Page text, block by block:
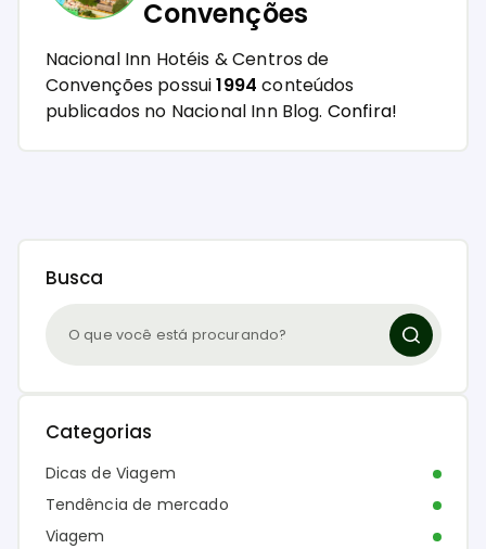
Convenções
Nacional Inn Hotéis & Centros de
Convenções possui1994 conteúdos
publicados no Nacional Inn Blog. Confira!
Busca
Categorias
Dicas de Viagem
Tendência de mercado
Viagem